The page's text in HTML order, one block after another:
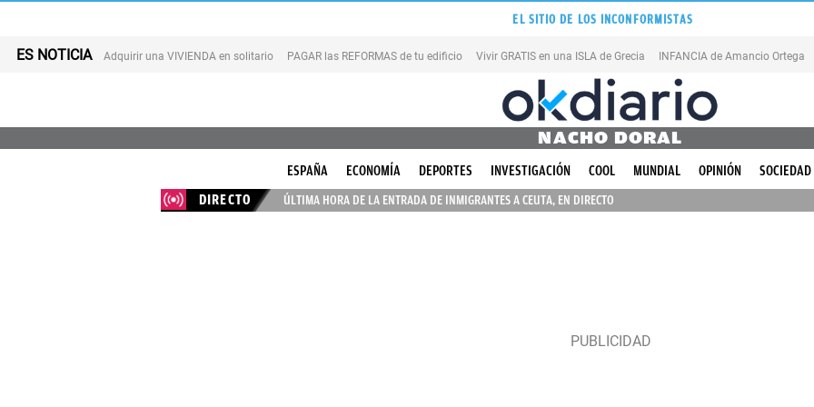
EL SITIO DE LOS INCONFORMISTAS
ES NOTICIA Adquirir una VIVIENDA en solitario PAGAR las REFORMAS de tu edificio Vivir GRATIS en una ISLA de Grecia INFANCIA de Amancio Ortega
NACHO DORAL
ESPAÑA ECONOMÍA DEPORTES INVESTIGACIÓN COOL MUNDIAL OPINIÓN SOCIEDAD
DIRECTO
ÚLTIMA HORA DE LA ENTRADA DE INMIGRANTES A CEUTA, EN DIRECTO